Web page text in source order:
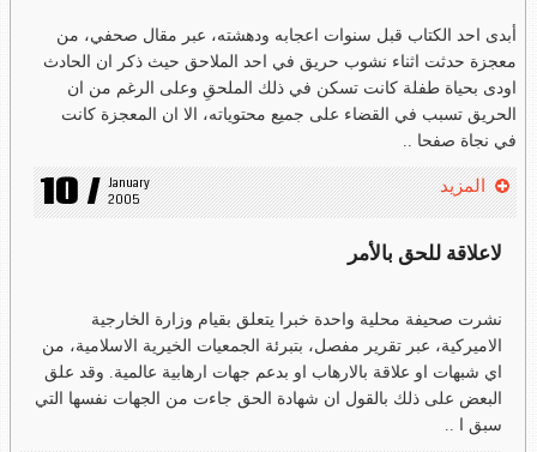
أبدى احد الكتاب قبل سنوات اعجابه ودهشته، عبر مقال صحفي، من
معجزة حدثت اثناء نشوب حريق في احد الملاحق حيث ذكر ان الحادث
اودى بحياة طفلة كانت تسكن في ذلك الملحقِ وعلى الرغم من ان
الحريق تسبب في القضاء على جميع محتوياته، الا ان المعجزة كانت
في نجاة صفحا ..
10 / January
2005
المزيد
لاعلاقة للحق بالأمر
نشرت صحيفة محلية واحدة خبرا يتعلق بقيام وزارة الخارجية
الاميركية، عبر تقرير مفصل، بتبرئة الجمعيات الخيرية الاسلامية، من
اي شبهات او علاقة بالارهاب او بدعم جهات ارهابية عالمية. وقد علق
البعض على ذلك بالقول ان شهادة الحق جاءت من الجهات نفسها التي
سبق ا ..